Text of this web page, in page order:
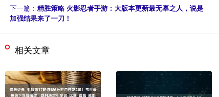
下一篇： 精胜策略 火影忍者手游：大版本更新最无辜之人，说是
加强结果来了一刀！
相关文章